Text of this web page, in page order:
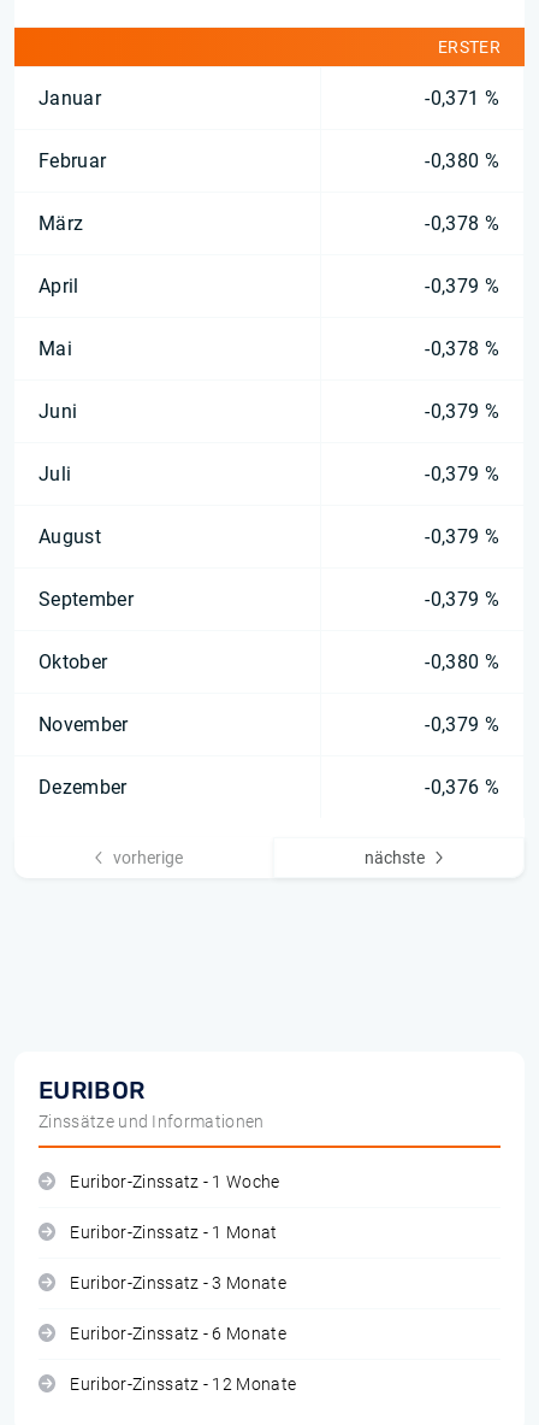
ERSTER
Januar -0,371 %
Februar -0,380 %
März -0,378 %
April -0,379 %
Mai -0,378 %
Juni -0,379 %
Juli -0,379 %
August -0,379 %
September -0,379 %
Oktober -0,380 %
November -0,379 %
Dezember -0,376 %
vorherige nächste
EURIBOR
Zinssätze und Informationen
Euribor-Zinssatz - 1 Woche
Euribor-Zinssatz - 1 Monat
Euribor-Zinssatz - 3 Monate
Euribor-Zinssatz - 6 Monate
Euribor-Zinssatz - 12 Monate